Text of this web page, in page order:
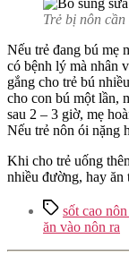
Trẻ bị nôn
Nếu trẻ đang bú mẹ
có bệnh lý mà nhân
gắng cho trẻ bú
cho con bú một lần,
sau 2 – 3 giờ, mẹ
Nếu trẻ nôn ói nặng
Khi cho trẻ uống
nhiều đường, hay ăn
Tagssốt cao
ăn vào nôn ra